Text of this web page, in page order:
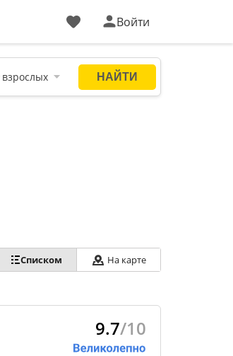
Войти
Списком На карте
9.7/10